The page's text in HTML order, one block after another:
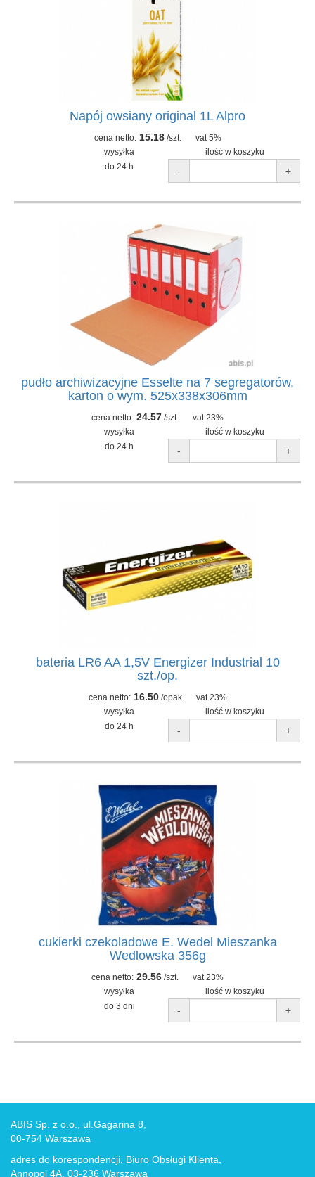
Napój owsiany original 1L Alpro
cena netto: 15.18/szt.
vat 5%
wysyłka
ilość w koszyku
do 24 h
- +
pudło archiwizacyjne Esselte na 7 segregatorów,
karton o wym. 525x338x306mm
cena netto: 24.57 /szt.
vat 23%
wysyłka
ilość w koszyku
do 24 h
- +
bateria LR6 AA 1,5V Energizer Industrial 10
szt./op.
cena netto: 16.50/opak
vat 23%
wysyłka
ilość w koszyku
do 24 h
- +
cukierki czekoladowe E. Wedel Mieszanka
Wedlowska 356g
cena netto: 29.56 /szt.
vat 23%
wysyłka
ilość w koszyku
do 3 dni
- +
ABIS Sp. z o.o., ul.Gagarina 8,
00-754 Warszawa
adres do korespondencji, Biuro Obsługi Klienta,
Annopol 4A, 03-236 Warszawa